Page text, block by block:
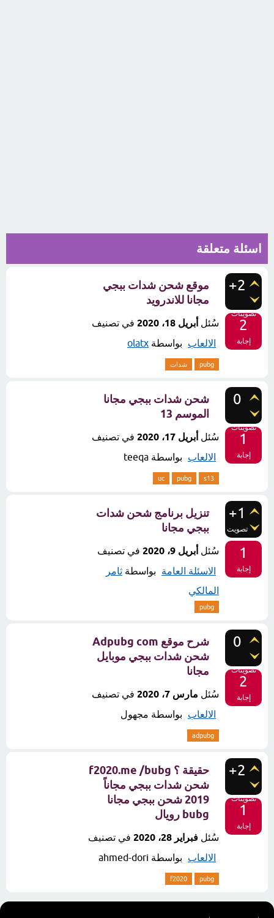
اسئلة متعلقة
+2
تصويتات
2
إجابة
موقع شحن شدات ببجي
مجانا للاندرويد
سُئل أبريل 18، 2020
في تصنيف
الالعاب
بواسطة olatx
pubg شدات
0
تصويتات
1
إجابة
شحن شدات ببجي مجانا
الموسم 13
سُئل أبريل 17، 2020
في تصنيف
الالعاب
بواسطة teeqa
s13
pubg
uc
+1
تصويت
1
إجابة
تنزيل برنامج شحن شدات
ببجي مجانا
سُئل أبريل 9، 2020
في تصنيف
الاسئلة العامة
بواسطة ثامر
المالكي
pubg
0
تصويتات
2
إجابة
شرح موقع Adpubg com
شحن شدات ببجي موبايل
مجانا
سُئل مارس 7، 2020
في تصنيف
الالعاب
بواسطة مجهول
adpubg
+2
تصويتات
1
إجابة
حقيقة ؟ f2020.me /bubg
شحن شدات ببجي مجاناً
2019 شحن ببجي مجانا
bubg رويال
سُئل فبراير 28، 2020
في تصنيف
الالعاب
بواسطة ahmed-dori
pubg
f2020